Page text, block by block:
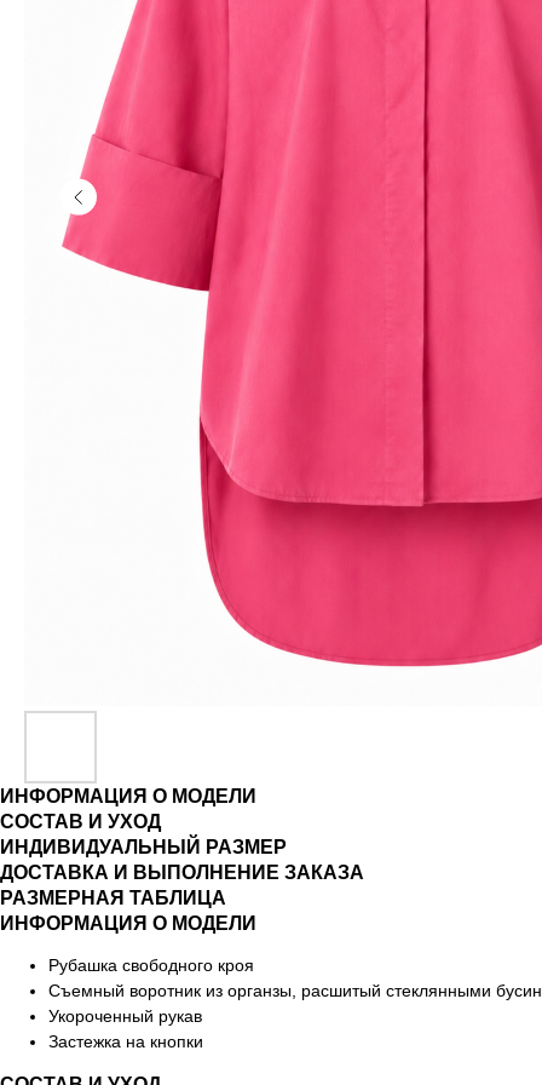
ИНФОРМАЦИЯ О МОДЕЛИ
СОСТАВ И УХОД
ИНДИВИДУАЛЬНЫЙ РАЗМЕР
ДОСТАВКА И ВЫПОЛНЕНИЕ ЗАКАЗА
РАЗМЕРНАЯ ТАБЛИЦА
ИНФОРМАЦИЯ О МОДЕЛИ
Рубашка свободного кроя
Съемный воротник из органзы, расшитый стеклянными
Укороченный рукав
Застежка на кнопки